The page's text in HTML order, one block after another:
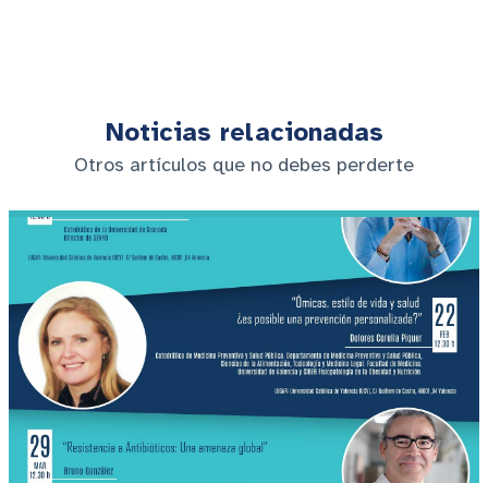
Noticias relacionadas
Otros artículos que no debes perderte